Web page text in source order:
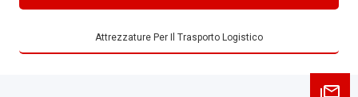
Attrezzature Per Il Trasporto Logistico